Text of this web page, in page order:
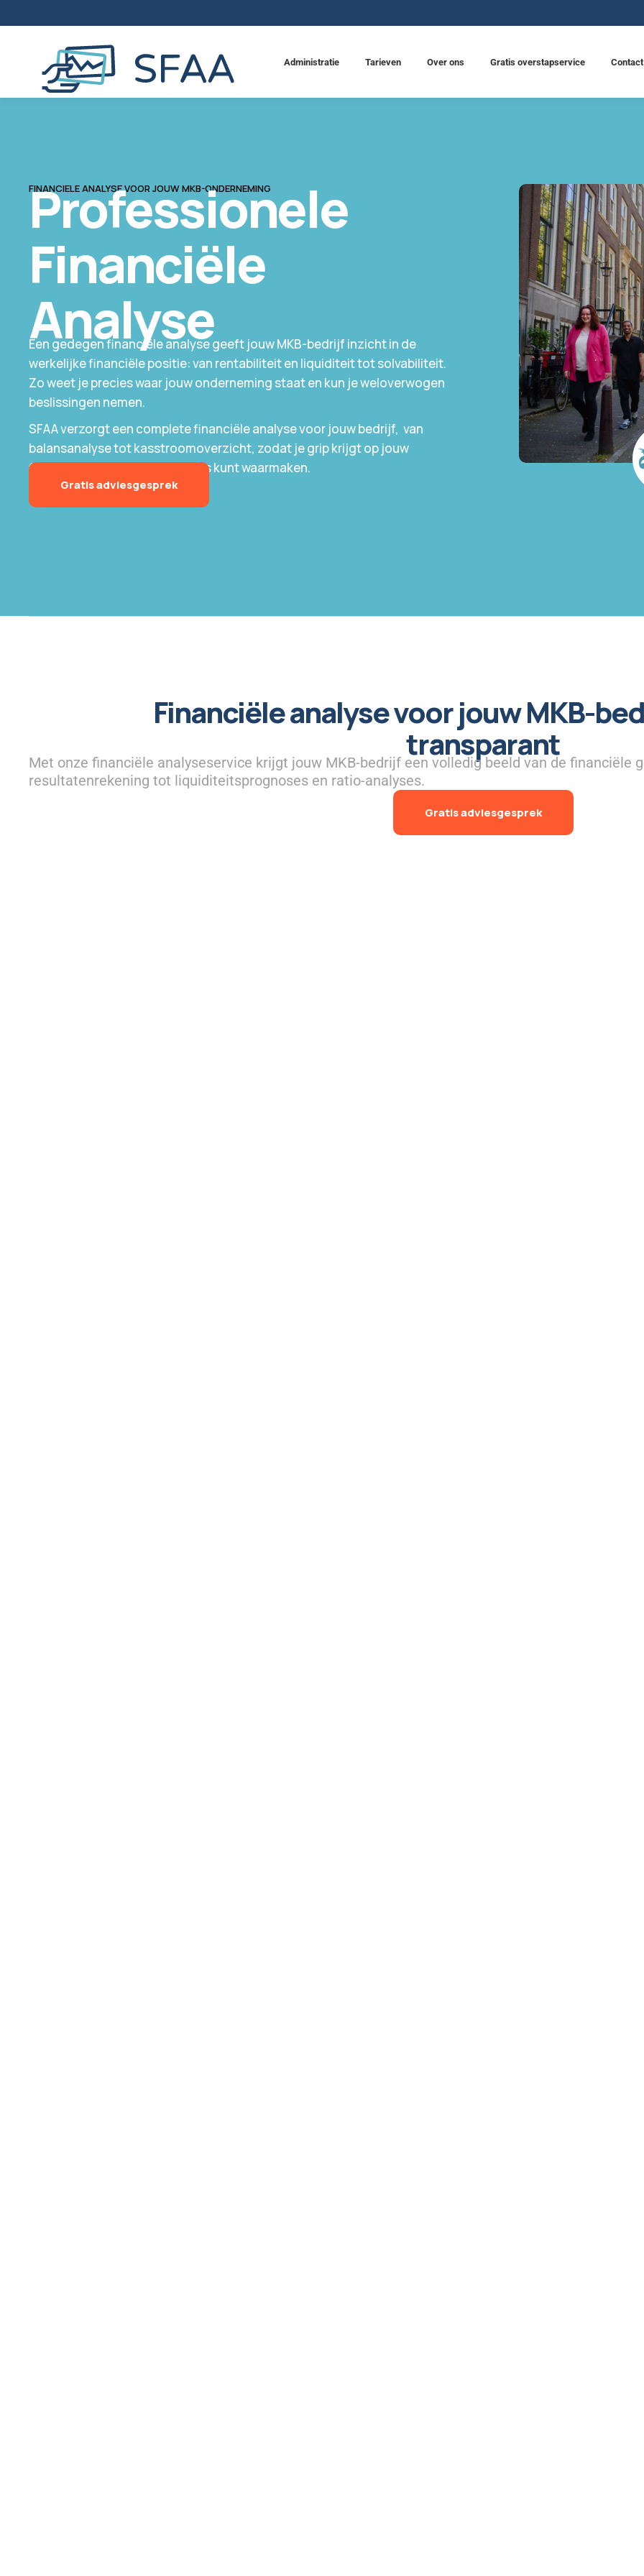
Administratie Tarieven Over ons Gratis overstapservice Contact
FINANCIELE ANALYSE VOOR JOUW MKB-ONDERNEMING
Professionele
Financiële
Analyse
Een gedegen financiële analyse geeft jouw MKB-bedrijf inzicht in de
werkelijke financiële positie: van rentabiliteit en liquiditeit tot solvabiliteit.
Zo weet je precies waar jouw onderneming staat en kun je weloverwogen
beslissingen nemen.
SFAA verzorgt een complete financiële analyse voor jouw bedrijf, van
balansanalyse tot kasstroomoverzicht, zodat je grip krijgt op jouw
financiën en jouw groeiambities kunt waarmaken.
Gratis adviesgesprek
Financiële analyse voor jouw MKB-
transparant
Met onze financiële analyseservice krijgt jouw MKB-bedrijf een volledig beeld van de financiële
resultatenrekening tot liquiditeitsprognoses en ratio-analyses.
Gratis adviesgesprek